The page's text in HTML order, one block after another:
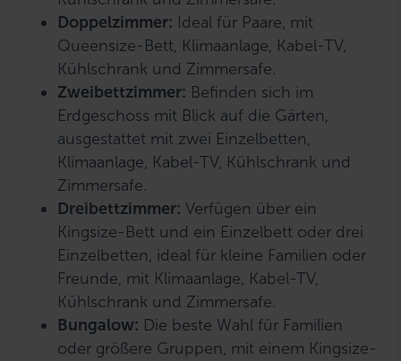
Doppelzimmer: Ideal für Paare, mit
Queensize-Bett, Klimaanlage, Kabel-TV,
Kühlschrank und Zimmersafe.
Zweibettzimmer: Befinden sich im
Erdgeschoss mit Blick auf die Gärten,
ausgestattet mit zwei Einzelbetten,
Klimaanlage, Kabel-TV, Kühlschrank und
Zimmersafe.
Dreibettzimmer: Verfügen über ein
Kingsize-Bett und ein Einzelbett oder drei
Einzelbetten, ideal für kleine Familien oder
Freunde, mit Klimaanlage, Kabel-TV,
Kühlschrank und Zimmersafe.
Bungalow: Die beste Wahl für Familien
oder größere Gruppen, mit einem Kingsize-